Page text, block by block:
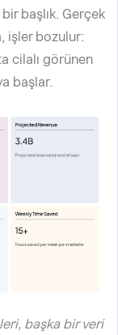
başlık. Gerçek
işler bozulur:
cilalı görünen
başlar.
başka bir veri